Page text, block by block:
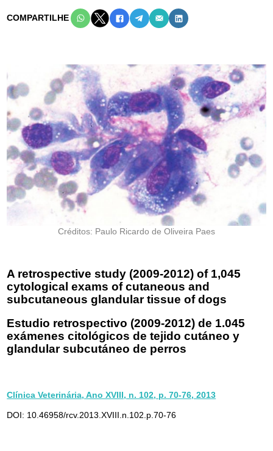
COMPARTILHE
Créditos: Paulo Ricardo de Oliveira Paes
A retrospective study (2009-2012) of 1,045
cytological exams of cutaneous and
subcutaneous glandular tissue of dogs
Estudio retrospectivo (2009-2012) de 1.045
exámenes citológicos de tejido cutáneo y
glandular subcutáneo de perros
Clínica Veterinária, Ano XVIII, n. 102, p. 70-76, 2013
DOI: 10.46958/rcv.2013.XVIII.n.102.p.70-76